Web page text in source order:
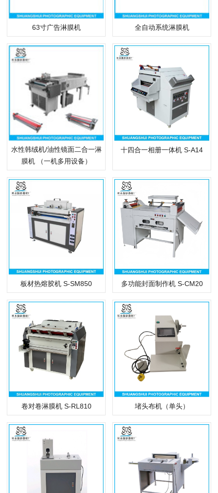
63寸广告淋膜机 全自动系统淋膜机
水性韩绒机/油性镜面二合一淋
膜机 （一机多用设备）
十四合一相册一体机 S-A14
板材热熔胶机 S-SM850 多功能封面制作机 S-CM20
卷对卷淋膜机 S-RL810 堵头布机（单头）